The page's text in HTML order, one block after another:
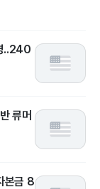
..240
류머
본금 8